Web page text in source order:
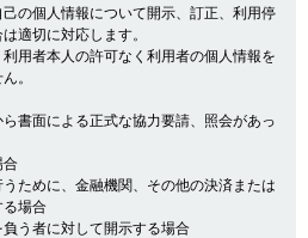
の個人情報について開示、訂正、利用停
適切に対応します。
用者本人の許可なく利用者の個人情報を
。
書面による正式な協力要請、照会があっ
合
ために、金融機関、その他の決済または
場合
う者に対して開示する場合